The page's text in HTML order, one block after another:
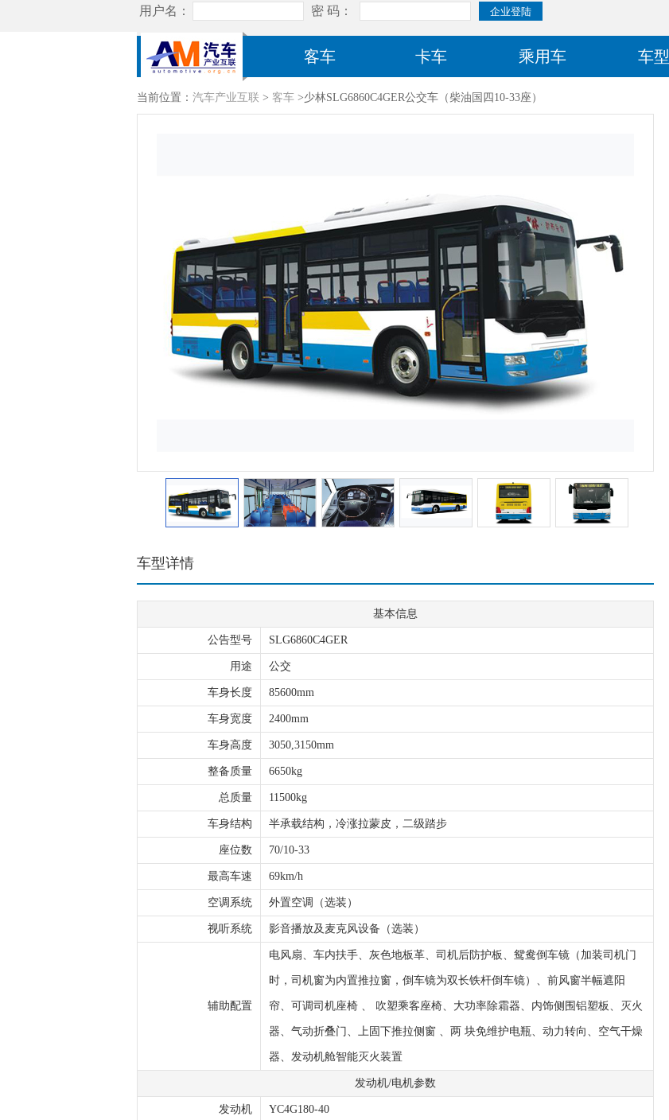
客车 卡车 乘用车 车型
当前位置： 汽车产业互联 > 客车 >少林SLG6860C4GER公交车（柴油国四10-33座）
车型详情
基本信息
公告型号 SLG6860C4GER
用途 公交
车身长度 85600mm
车身宽度 2400mm
车身高度 3050,3150mm
整备质量 6650kg
总质量 11500kg
车身结构 半承载结构，冷涨拉蒙皮，二级踏步
座位数 70/10-33
最高车速 69km/h
空调系统 外置空调（选装）
视听系统 影音播放及麦克风设备（选装）
辅助配置
电风扇、车内扶手、灰色地板革、司机后防护板、鸳鸯倒车镜（加装司机门
时，司机窗为内置推拉窗，倒车镜为双长铁杆倒车镜）、前风窗半幅遮阳
帘、可调司机座椅 、 吹塑乘客座椅、大功率除霜器、内饰侧围铝塑板、灭火
器、气动折叠门、上固下推拉侧窗 、两 块免维护电瓶、动力转向、空气干燥
器、发动机舱智能灭火装置
发动机/电机参数
发动机 YC4G180-40